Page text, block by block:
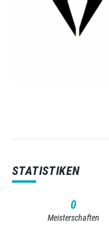
STATISTIKEN
0
Meisterschaften